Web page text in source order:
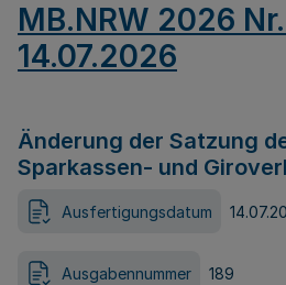
MB.NRW 2026
14.07.2026
Änderung der Satzung
Sparkassen- und
Ausfertigungsdatum
Ausgabennummer 189